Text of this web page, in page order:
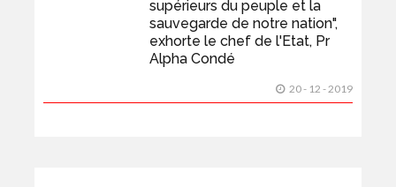
supérieurs du peuple et la
sauvegarde de notre nation",
exhorte le chef de l'Etat, Pr
Alpha Condé
20 - 12 - 2019